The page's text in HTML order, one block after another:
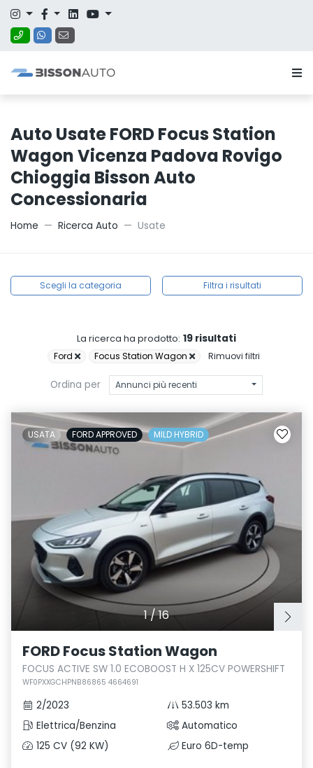
Auto Usate FORD Focus Station
Wagon Vicenza Padova Rovigo
Chioggia Bisson Auto
Concessionaria
Home Ricerca Auto Usate
Scegli la categoria Filtra i risultati
La ricerca ha prodotto: 19 risultati
Ford Focus Station Wagon Rimuovi filtri
Ordina per Annunci più recenti
1/16
USATA FORD APPROVED MILD HYBRID
FORD Focus Station Wagon
FOCUS ACTIVE SW 1.0 ECOBOOST H X 125CV POWERSHIFT
WF0PXXGCHPNB86865 4664691
2/2023
53.503 km
Elettrica/Benzina
Automatico
125 CV (92 KW)
Euro 6D-temp